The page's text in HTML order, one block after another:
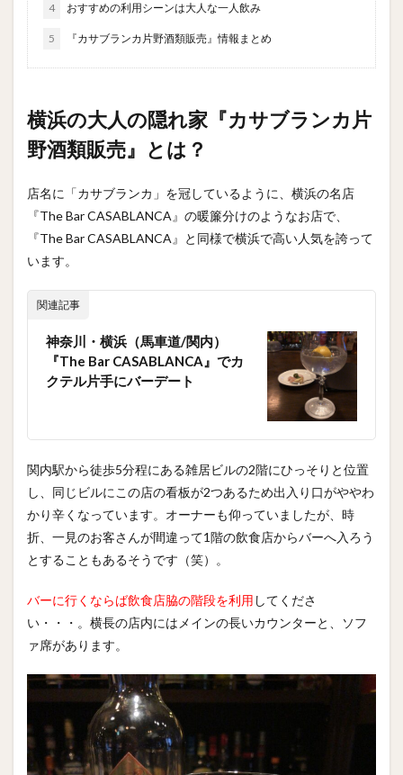
4 おすすめの利用シーンは大人な一人飲み
5 『カサブランカ片野酒類販売』情報まとめ
横浜の大人の隠れ家『カサブランカ片
野酒類販売』とは？
店名に「カサブランカ」を冠しているように、横浜の名店
『The Bar CASABLANCA』の暖簾分けのようなお店で、
『The Bar CASABLANCA』と同様で横浜で高い人気を誇って
います。
関連記事
神奈川・横浜（馬車道/関内）
『The Bar CASABLANCA』でカ
クテル片手にバーデート
関内駅から徒歩5分程にある雑居ビルの2階にひっそりと位置
し、同じビルにこの店の看板が2つあるため出入り口がややわ
かり辛くなっています。オーナーも仰っていましたが、時
折、一見のお客さんが間違って1階の飲食店からバーへ入ろう
とすることもあるそうです（笑）。
バーに行くならば飲食店脇の階段を利用 してくださ
い・・・。横長の店内にはメインの長いカウンターと、ソフ
ァ席があります。